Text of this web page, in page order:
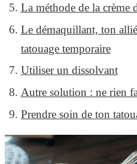
La méthode de la crème
Le démaquillant, ton
tatouage temporaire
Utiliser un dissolvant
Autre solution : ne rien
Prendre soin de ton